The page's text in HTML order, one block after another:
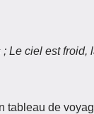
Le ciel est froid,
tableau de